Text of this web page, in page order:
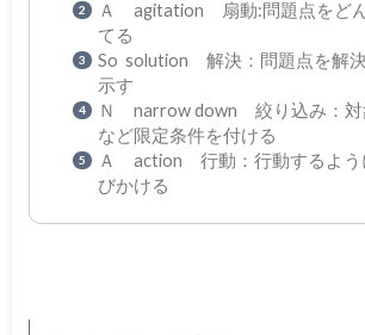
Ａ agitation 扇動:問題点をど
てる
So solution 解決：問題点を解
示す
Ｎ narrow down 絞り込み：対
など限定条件を付ける
Ａ action 行動：行動するよう
びかける